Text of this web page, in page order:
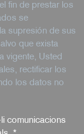
fin de prestar los
se
supresión de sus
que exista
vigente, Usted
rectificar los
los datos no
comunicacions